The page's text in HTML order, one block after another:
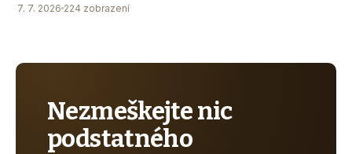
7. 7. 2026 224 zobrazení
Nezmeškejte nic
podstatného